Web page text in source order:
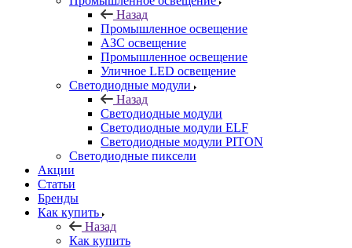
Назад
Промышленное освещение
АЗС освещение
Промышленное освещение
Уличное LED освещение
Светодиодные модули
Назад
Светодиодные модули
Светодиодные модули ELF
Светодиодные модули PITON
Светодиодные пиксели
Акции
Статьи
Бренды
Как купить
Назад
Как купить